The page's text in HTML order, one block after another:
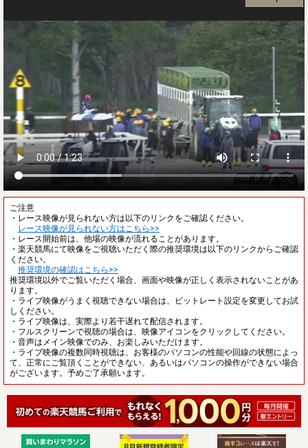
ご注意
・レース映像が見られない方は以下のリンクをご確認ください。
レース映像が見られない方はこちら>>
・レース開始前は、他場の映像が流れることがあります。
・楽天競馬にて映像をご視聴いただく際の推奨環境は以下のリンクからご確認
ください。
推奨環境の確認はこちら>>
推奨環境以外でご覧いただく場合、画面や映像が正しく表示されないことがあ
ります。
・ライブ映像がうまく視聴できない場合は、ビットレート設定を変更してお試
しください。
・ライブ映像は、実際より若干遅れて配信されます。
・フルスクリーンで視聴の場合は、映像アイコンをクリックしてください。
・音声はメイン映像でのみ、お楽しみいただけます。
・ライブ映像の複数同時視聴は、お客様のパソコンの性能や回線の状態によっ
て、正常にご覧頂くことができない、あるいはパソコンの操作ができない場合
がございます。予めご了承願います。